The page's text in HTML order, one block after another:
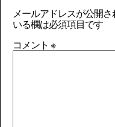
メールアドレスが公開さ
いる欄は必須項目です
コメント ※